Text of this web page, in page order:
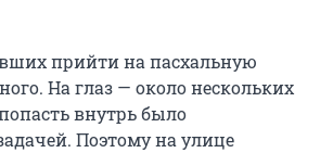
прийти на пасхальную
На глаз — около нескольких
внутрь было
Поэтому на улице